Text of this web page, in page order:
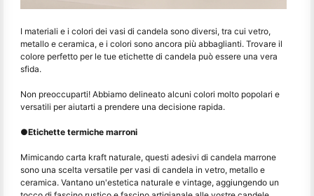
I materiali e i colori dei vasi di candela sono diversi, tra cui vetro,
metallo e ceramica, e i colori sono ancora più abbaglianti. Trovare il
colore perfetto per le tue etichette di candela può essere una vera
sfida.
Non preoccuparti! Abbiamo delineato alcuni colori molto popolari e
versatili per aiutarti a prendere una decisione rapida.
●Etichette termiche marroni
Mimicando carta kraft naturale, questi adesivi di candela marrone
sono una scelta versatile per vasi di candela in vetro, metallo e
ceramica. Vantano un'estetica naturale e vintage, aggiungendo un